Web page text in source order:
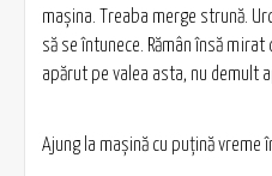
maşina. Treaba merge strună.
să se întunece. Rămân însă
apărut pe valea asta, nu demult
Ajung la maşină cu puţină vreme